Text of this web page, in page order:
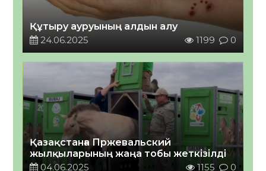
Құтыру ауруының алдын алу
24.06.2025
1199 0
Қазақстанға Пржевальский
жылқыларының жаңа тобы жеткізілді
04.06.2025
1155 0